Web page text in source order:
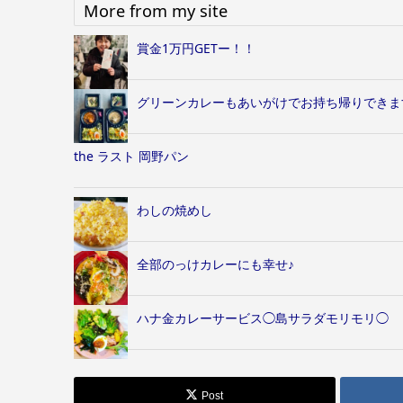
More from my site
賞金1万円GETー！！
グリーンカレーもあいがけでお持ち帰りできま
the ラスト 岡野パン
わしの焼めし
全部のっけカレーにも幸せ♪
ハナ金カレーサービス◯島サラダモリモリ◯
Post